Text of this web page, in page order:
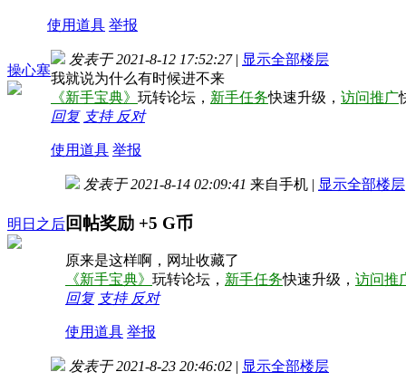
使用道具 举报
操心塞
发表于 2021-8-12 17:52:27 | 显示全部楼层
我就说为什么有时候进不来
《新手宝典》 玩转论坛， 新手任务快速升级， 访问推广
回复 支持 反对
使用道具 举报
明日之后
发表于 2021-8-14 02:09:41 来自手机 | 显示全部楼层
回帖奖励 +5 G币
原来是这样啊，网址收藏了
《新手宝典》 玩转论坛， 新手任务快速升级， 访问推
回复 支持 反对
使用道具 举报
发表于 2021-8-23 20:46:02 | 显示全部楼层